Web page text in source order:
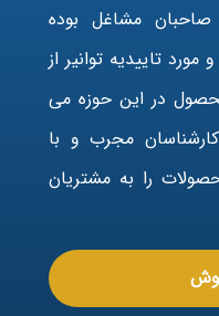
صاحبان مشاغل بوده
تاییدیه توانیر از
در این حوزه می
مجرب و با
را به مشتریان